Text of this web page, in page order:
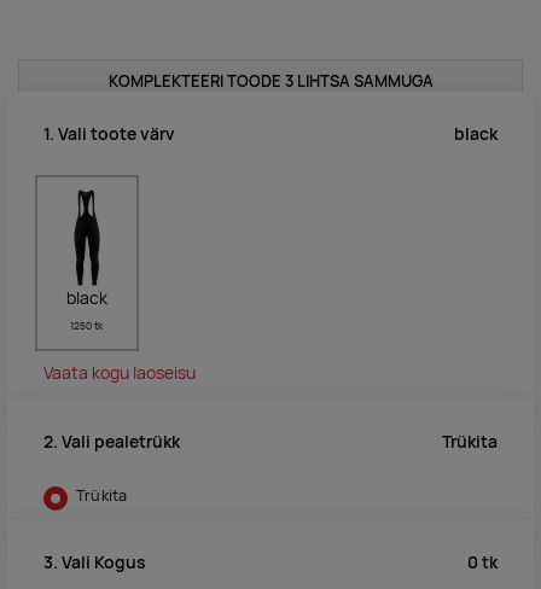
KOMPLEKTEERI TOODE 3 LIHTSA SAMMUGA
1. Vali toote värv black
black
1250 tk
Vaata kogu laoseisu
2. Vali pealetrükk Trükita
Trükita
3. Vali Kogus 0 tk